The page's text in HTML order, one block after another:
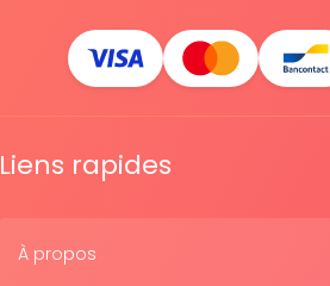
Liens rapides
À propos